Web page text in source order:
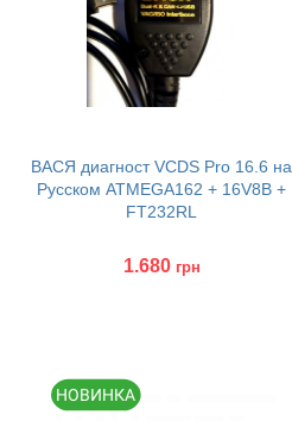
ВАСЯ диагност VCDS Pro 16.6 на
Русском ATMEGA162 + 16V8B +
FT232RL
1.680 грн